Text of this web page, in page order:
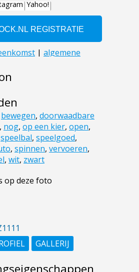
bewegen, doorwaadbare
, nog, op een kier, open,
speelbal, speelgoed,
, spinnen, vervoeren,
, wit, zwart
op deze foto
GALLERIJ